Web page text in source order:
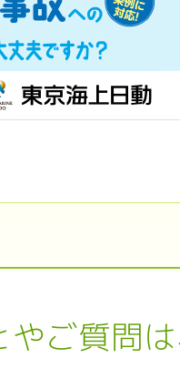
やご質問